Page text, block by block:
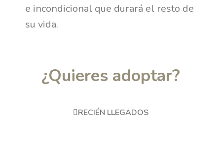
e incondicional que durará el resto de
su vida.
¿Quieres adoptar?
RECIÉN LLEGADOS